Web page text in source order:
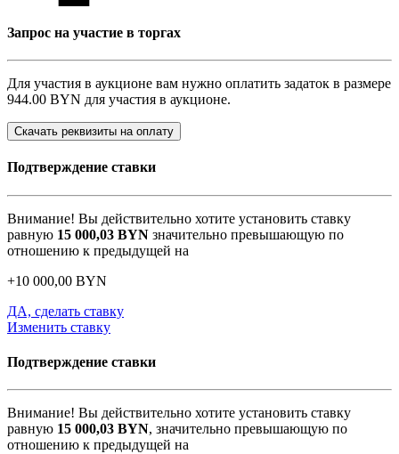
Запрос на участие в торгах
Для участия в аукционе вам нужно оплатить задаток в размере
944.00 BYN для участия в аукционе.
Скачать реквизиты на оплату
Подтверждение ставки
Внимание! Вы действительно хотите установить ставку
равную 15 000,03 BYN значительно превышающую по
отношению к предыдущей на
+10 000,00 BYN
ДА, сделать ставку
Изменить ставку
Подтверждение ставки
Внимание! Вы действительно хотите установить ставку
равную 15 000,03 BYN, значительно превышающую по
отношению к предыдущей на